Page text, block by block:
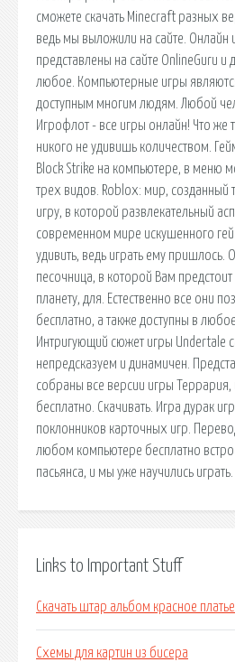
Links to Important Stuff
Скачать штар альбом красное платье
Схемы для картин из бисера